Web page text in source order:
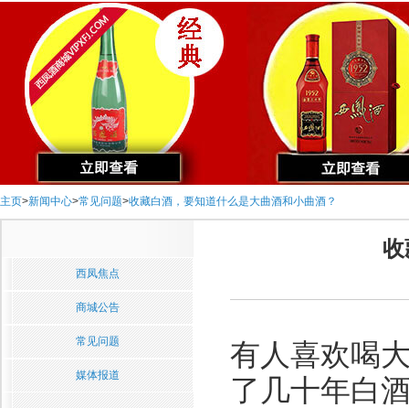
主页>新闻中心>常见问题>收藏白酒，要知道什么是大曲酒和小曲酒？
西凤焦点
商城公告
常见问题
媒体报道
有人喜欢喝
了几十年白